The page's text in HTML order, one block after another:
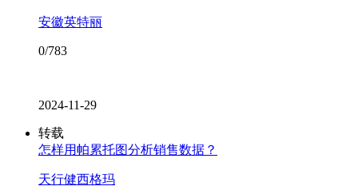
安徽英特丽
0/783
2024-11-29
转载
怎样用帕累托图分析销售数据？
天行健西格玛